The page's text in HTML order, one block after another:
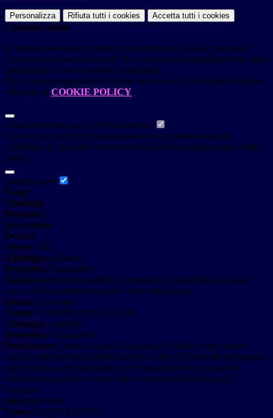
Personalizza Rifiuta tutti i cookies Accetta tutti i cookies
Gestione cookie
In questa schermata è possibile scegliere quali cookie consentire.
I cookie necessari sono quelli che consentono il funzionamento della
piattaforma e non è possibile disabilitarli.
Per conoscere quali sono i cookie necessari al funzionamento potete
visionare la COOKIE POLICY.
Cookie necessari per il funzionamento
I cookie necessari per il funzionamento non possono essere
disabilitati. È possibile consultare l'elenco nella pagina della cookie
policy.
youtube.com
Nome
Tipologia
Proprieta
Descrizione
Durata
Nome: YSC
Tipologia: analitico
Proprieta: Terza-parte
Descrizione: Questo cookie è impostato da YouTube per tenere
traccia delle visualizzazioni dei video incorporati.
Durata: Sessione
Nome: VISITOR_INFO1_LIVE
Tipologia: analitico
Proprieta: Terza-parte
Descrizione: Questo cookie è impostato da Youtube per tenere
traccia delle preferenze dell'utente per i video di Youtube incorporati
nei siti; può anche determinare se il visitatore del sito web sta
utilizzando la nuova o la vecchia versione dell'interfaccia di
Youtube.
Durata: 6 mesi
Nome: DEVICE_INFO